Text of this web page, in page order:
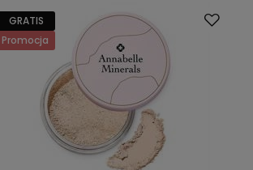
GRATIS
Promocja